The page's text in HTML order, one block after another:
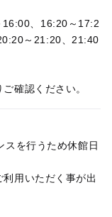
、16:20～17:2
～21:20、21:40
確認ください。
スを行うため休館日
用いただく事が出